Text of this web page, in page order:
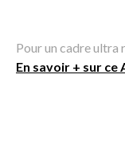
Pour un cadre ultra
En savoir + sur ce